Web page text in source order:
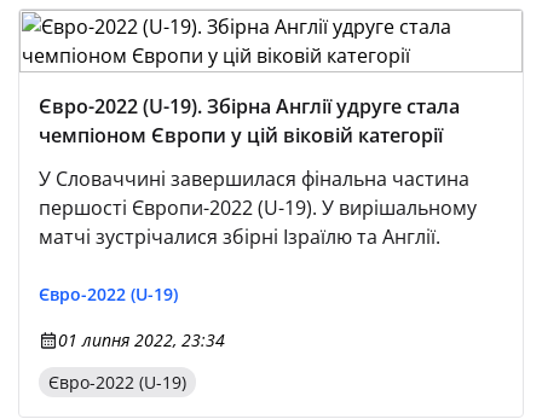
Євро-2022 (U-19). Збірна Англії удруге стала
чемпіоном Європи у цій віковій категорії
У Словаччині завершилася фінальна частина
першості Європи-2022 (U-19). У вирішальному
матчі зустрічалися збірні Ізраїлю та Англії.
Євро-2022 (U-19)
01 липня 2022, 23:34
Євро-2022 (U-19)